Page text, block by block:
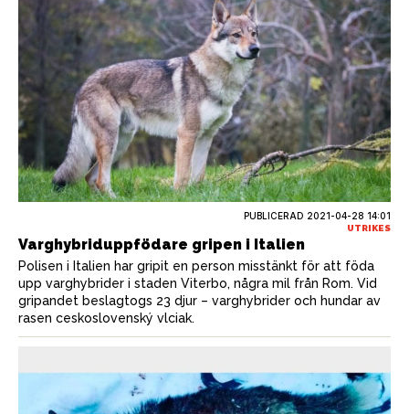
PUBLICERAD 2021-04-28 14:01
UTRIKES
Varghybriduppfödare gripen i Italien
Polisen i Italien har gripit en person misstänkt för att föda
upp varghybrider i staden Viterbo, några mil från Rom. Vid
gripandet beslagtogs 23 djur – varghybrider och hundar av
rasen ceskoslovenský vlciak.